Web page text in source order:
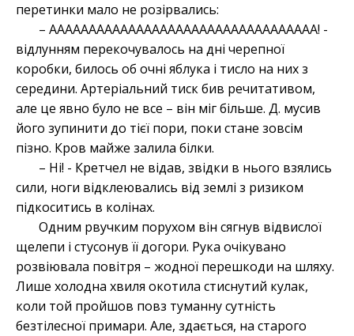
перетинки мало не розірвались:
– АААААААААААААААААААААААААААААААААА! -
відлунням перекочувалось на дні черепної
коробки, билось об очні яблука і тисло на них з
середини. Артеріальний тиск бив речитативом,
але це явно було не все – він міг більше. Д. мусив
його зупинити до тієї пори, поки стане зовсім
пізно. Кров майже залила білки.
– Ні! - Кретчел не відав, звідки в нього взялись
сили, ноги відклеювались від землі з ризиком
підкоситись в колінах.
Одним рвучким порухом він сягнув відвислої
щелепи і стусонув її догори. Рука очікувано
розвіювала повітря – жодної перешкоди на шляху.
Лише холодна хвиля окотила стиснутий кулак,
коли той пройшов повз туманну сутність
безтілесної примари. Але, здається, на старого